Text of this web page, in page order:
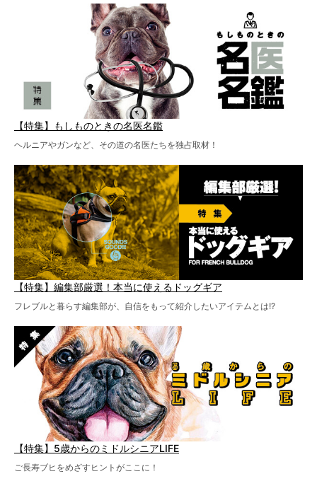
【特集】もしものときの名医名鑑
ヘルニアやガンなど、その道の名医たちを独占取材！
【特集】編集部厳選！本当に使えるドッグギア
フレブルと暮らす編集部が、自信をもって紹介したいアイテムとは!?
【特集】5歳からのミドルシニアLIFE
ご長寿ブヒをめざすヒントがここに！